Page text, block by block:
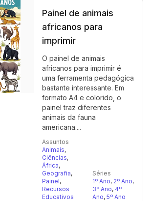
Painel de animais
africanos para
imprimir
O painel de animais
africanos para imprimir é
uma ferramenta pedagógica
bastante interessante. Em
formato A4 e colorido, o
painel traz diferentes
animais da fauna
americana....
Assuntos
Animais,
Ciências,
África,
Geografia,
Painel,
Recursos
Educativos
Séries
1º Ano, 2º Ano,
3º Ano, 4º
Ano, 5º Ano